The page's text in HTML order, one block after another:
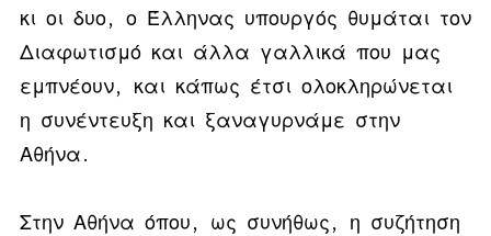
κι οι δυο, ο Έλληνας υπουργός θυμάται τον
Διαφωτισμό και άλλα γαλλικά που μας
εμπνέουν, και κάπως έτσι ολοκληρώνεται
η συνέντευξη και ξαναγυρνάμε στην
Αθήνα.
Στην Αθήνα όπου, ως συνήθως, η συζήτηση